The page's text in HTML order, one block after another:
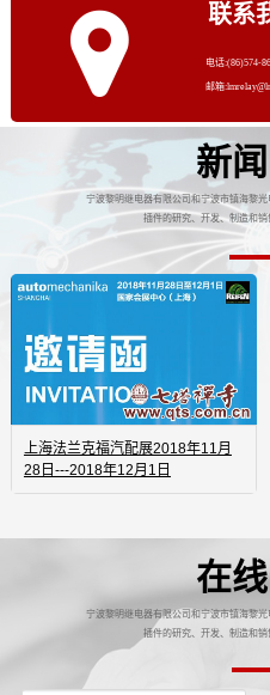
联系
电话:(86)574-
邮箱
新
宁波黎明继电器有限公司和宁波市镇海黎
插件的研究、开发、制造和
上海法兰克福汽配展2018年11月
28日---2018年12月1日
在
宁波黎明继电器有限公司和宁波市镇海黎
插件的研究、开发、制造和